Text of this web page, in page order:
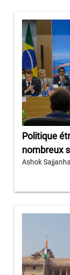
Politique
nombreux
Ashok